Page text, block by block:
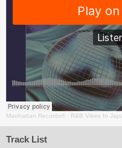
Manhattan Records® · R&B Vibes In
Track List